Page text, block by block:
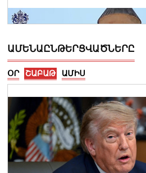
Ալեքսանդրա Քոուլը շարունակում է
բացահայտել Հայաստանը․ Մեծ
ԱՄԵՆԱԸՆԹԵՐՑՎԱԾՆԵՐԸ
ՕՐ ՇԱԲԱԹ ԱՄԻՍ